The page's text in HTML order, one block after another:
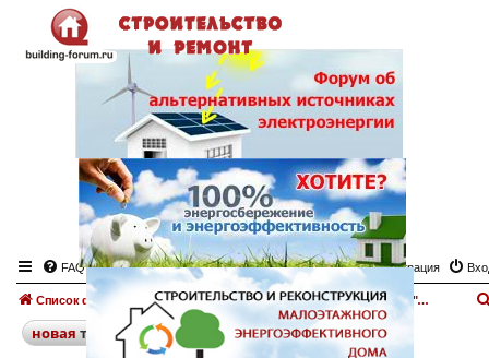
FAQ Регистрация
Список форумов Отопление дома. Печи, камины. Доска объявлений "Отопление дома. Печи, камины"
новаятема поискрасширенный